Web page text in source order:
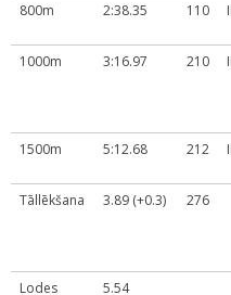
800m
2:38.35 110
1000m
3:16.97 210
1500m
5:12.68 212
Tāllēkšana
3.89 (+0.3) 276
Lodes
5.54